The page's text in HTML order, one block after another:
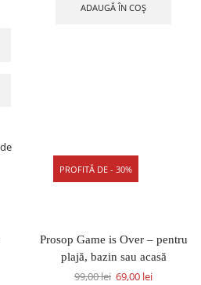
ADAUGĂ ÎN COȘ
PROFITĂ DE - 30%
Prosop Game is Over – pentru
plajă, bazin sau acasă
99,00lei 69,00 lei